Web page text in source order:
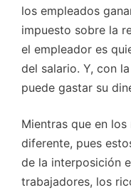
los empleados
impuesto sobre la
el empleador es
del salario. Y, con
puede gastar su
Mientras que en
diferente, pues
de la interposición
trabajadores, los